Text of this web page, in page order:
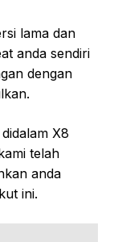
lama dan
anda sendiri
dengan
X8
telah
anda
ini.